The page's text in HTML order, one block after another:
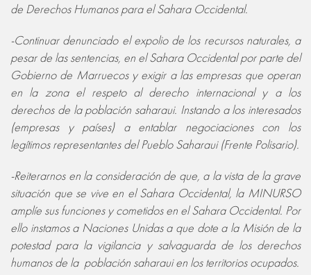
de Derechos Humanos para el Sahara Occidental.
-Continuar denunciado el expolio de los recursos naturales, a
pesar de las sentencias, en el Sahara Occidental por parte del
Gobierno de Marruecos y exigir a las empresas que operan
en la zona el respeto al derecho internacional y a los
derechos de la población saharaui. Instando a los interesados
(empresas y países) a entablar negociaciones con los
legítimos representantes del Pueblo Saharaui (Frente Polisario).
-Reiterarnos en la consideración de que, a la vista de la grave
situación que se vive en el Sahara Occidental, la MINURSO
amplíe sus funciones y cometidos en el Sahara Occidental. Por
ello instamos a Naciones Unidas a que dote a la Misión de la
potestad para la vigilancia y salvaguarda de los derechos
humanos de la población saharaui en los territorios ocupados.